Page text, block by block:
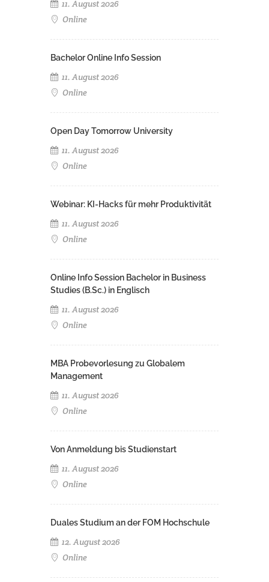
11. August 2026
Online
Bachelor Online Info Session
11. August 2026
Online
Open Day Tomorrow University
11. August 2026
Online
Webinar: KI-Hacks für mehr Produktivität
11. August 2026
Online
Online Info Session Bachelor in Business
Studies (B.Sc.) in Englisch
11. August 2026
Online
MBA Probevorlesung zu Globalem
Management
11. August 2026
Online
Von Anmeldung bis Studienstart
11. August 2026
Online
Duales Studium an der FOM Hochschule
12. August 2026
Online